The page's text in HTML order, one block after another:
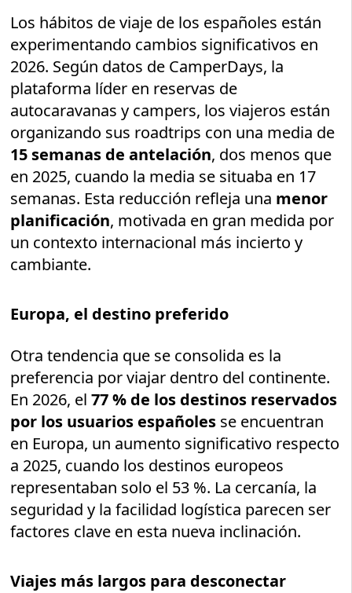
Los hábitos de viaje de los españoles están
experimentando cambios significativos en
2026. Según datos de CamperDays, la
plataforma líder en reservas de
autocaravanas y campers, los viajeros están
organizando sus roadtrips con una media de
15 semanas de antelación, dos menos que
en 2025, cuando la media se situaba en 17
semanas. Esta reducción refleja una menor
planificación, motivada en gran medida por
un contexto internacional más incierto y
cambiante.
Europa, el destino preferido
Otra tendencia que se consolida es la
preferencia por viajar dentro del continente.
En 2026, el77 % de los destinos reservados
por los usuarios españoles se encuentran
en Europa, un aumento significativo respecto
a 2025, cuando los destinos europeos
representaban solo el 53 %. La cercanía, la
seguridad y la facilidad logística parecen ser
factores clave en esta nueva inclinación.
Viajes más largos para desconectar